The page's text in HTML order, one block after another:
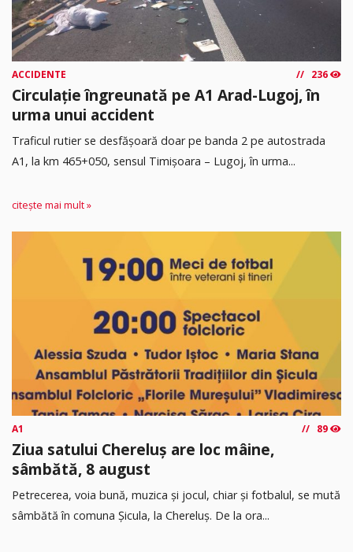
ACCIDENTE 236
Circulație îngreunată pe A1 Arad-Lugoj, în
urma unui accident
Traficul rutier se desfășoară doar pe banda 2 pe autostrada
A1, la km 465+050, sensul Timişoara – Lugoj, în urma...
citește mai mult »
A1 89
Ziua satului Chereluș are loc mâine,
sâmbătă, 8 august
Petrecerea, voia bună, muzica și jocul, chiar și fotbalul, se mută
sâmbătă în comuna Șicula, la Chereluș. De la ora...